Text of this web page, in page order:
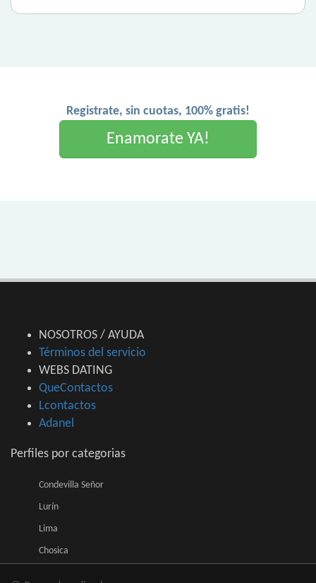
Registrate, sin cuotas, 100% gratis!
Enamorate YA!
NOSOTROS / AYUDA
Términos del servicio
WEBS DATING
QueContactos
Lcontactos
Adanel
Perfiles por categorias
Condevilla Señor
Lurín
Lima
Chosica